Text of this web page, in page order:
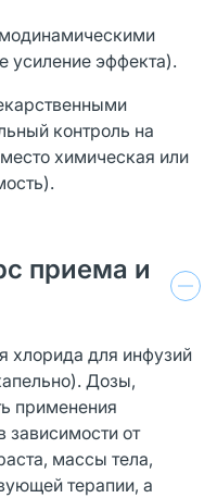
усиление эффекта).
контроль на
химическая или
приема и
хлорида для инфузий
Дозы,
применения
зависимости от
массы тела,
терапии, а